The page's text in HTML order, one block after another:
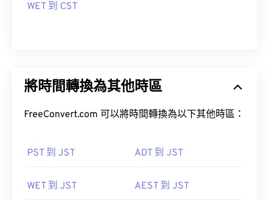
WET 到 CST
將時間轉換為其他時區
FreeConvert.com 可以將時間轉換為以下其他時區：
PST 到 JST ADT 到 JST
WET 到 JST AEST 到 JST